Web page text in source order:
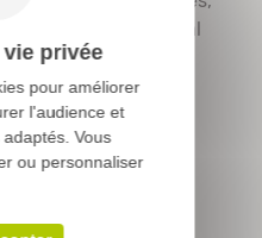
en aval
vous faciliter la
monté sur tuyau
rapide.
privée
pour améliorer
l'audience et
Vous
ou personnaliser